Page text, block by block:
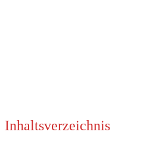
Inhaltsverzeichnis